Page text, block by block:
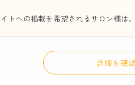
トへの掲載を希望されるサロン様は
詳細を確